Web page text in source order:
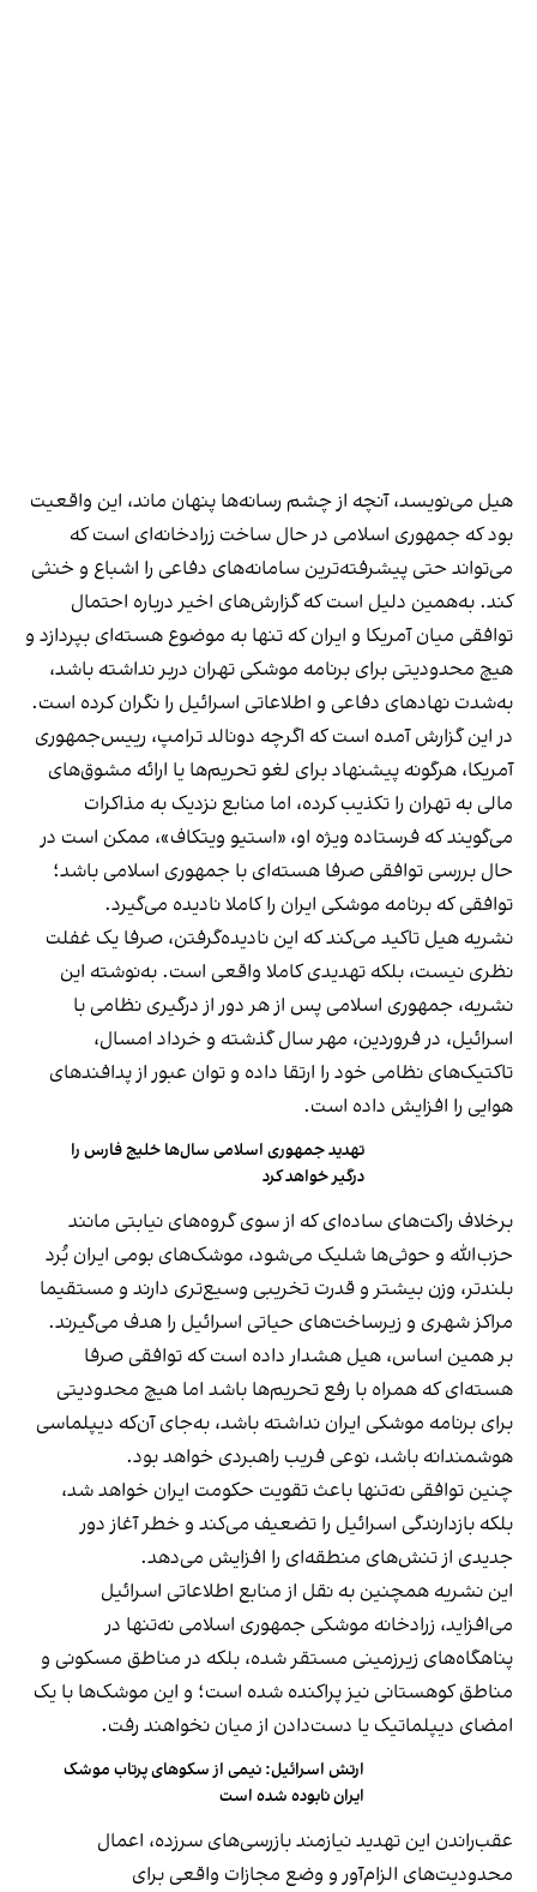
هیل می‌نویسد، آنچه از چشم رسانه‌ها پنهان ماند، این واقعیت
بود که جمهوری اسلامی در حال ساخت زرادخانه‌ای است که
می‌تواند حتی پیشرفته‌ترین سامانه‌های دفاعی را اشباع و خنثی
کند. به‌همین دلیل است که گزارش‌های اخیر درباره احتمال
توافقی میان آمریکا و ایران که تنها به موضوع هسته‌ای بپردازد و
هیچ محدودیتی برای برنامه موشکی تهران دربر نداشته باشد،
به‌شدت نهادهای دفاعی و اطلاعاتی اسرائیل را نگران کرده است.
در این گزارش آمده است که اگرچه دونالد ترامپ، رییس‌جمهوری
آمریکا، هرگونه پیشنهاد برای لغو تحریم‌ها یا ارائه مشوق‌های
مالی به تهران را تکذیب کرده، اما منابع نزدیک به مذاکرات
می‌گویند که فرستاده ویژه او، «استیو ویتکاف»، ممکن است در
حال بررسی توافقی صرفا هسته‌ای با جمهوری اسلامی باشد؛
توافقی که برنامه موشکی ایران را کاملا نادیده می‌گیرد.
نشریه هیل تاکید می‌کند که این نادیده‌گرفتن، صرفا یک غفلت
نظری نیست، بلکه تهدیدی کاملا واقعی است. به‌نوشته این
نشریه، جمهوری اسلامی پس از هر دور از درگیری نظامی با
اسرائیل، در فروردین، مهر سال گذشته و خرداد امسال،
تاکتیک‌های نظامی خود را ارتقا داده و توان عبور از پدافندهای
هوایی را افزایش داده است.
تهدید جمهوری اسلامی سال‌ها خلیج فارس را
درگیر خواهد کرد
برخلاف راکت‌های ساده‌ای که از سوی گروه‌های نیابتی مانند
حزب‌الله و حوثی‌ها شلیک می‌شود، موشک‌های بومی ایران بُرد
بلندتر، وزن بیشتر و قدرت تخریبی وسیع‌تری دارند و مستقیما
مراکز شهری و زیرساخت‌های حیاتی اسرائیل را هدف می‌گیرند.
بر همین اساس، هیل هشدار داده است که توافقی صرفا
هسته‌ای که همراه با رفع تحریم‌ها باشد اما هیچ محدودیتی
برای برنامه موشکی ایران نداشته باشد، به‌جای آن‌که دیپلماسی
هوشمندانه باشد، نوعی فریب راهبردی خواهد بود.
چنین توافقی نه‌تنها باعث تقویت حکومت ایران خواهد شد،
بلکه بازدارندگی اسرائیل را تضعیف می‌کند و خطر آغاز دور
جدیدی از تنش‌های منطقه‌ای را افزایش می‌دهد.
این نشریه همچنین به نقل از منابع اطلاعاتی اسرائیل
می‌افزاید، زرادخانه موشکی جمهوری اسلامی نه‌تنها در
پناهگاه‌های زیرزمینی مستقر شده، بلکه در مناطق مسکونی و
مناطق کوهستانی نیز پراکنده شده است؛ و این موشک‌ها با یک
امضای دیپلماتیک یا دست‌دادن از میان نخواهند رفت.
ارتش اسرائیل: نیمی از سکوهای پرتاب موشک
ایران نابوده شده است
عقب‌راندن این تهدید نیازمند بازرسی‌های سرزده، اعمال
محدودیت‌های الزام‌آور و وضع مجازات واقعی برای